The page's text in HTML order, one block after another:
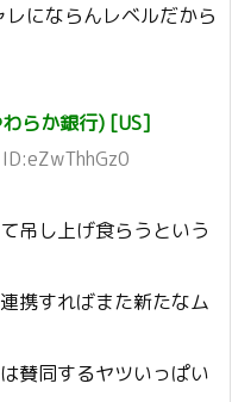
にならんレベルだから
らか銀行) [US]
吊し上げ食らうという
携すればまた新たなム
賛同するヤツいっぱい